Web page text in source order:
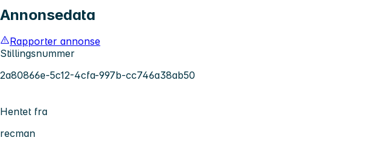
Annonsedata
Rapporter annonse
Stillingsnummer
2a80866e-5c12-4cfa-997b-cc746a38ab50
Hentet fra
recman